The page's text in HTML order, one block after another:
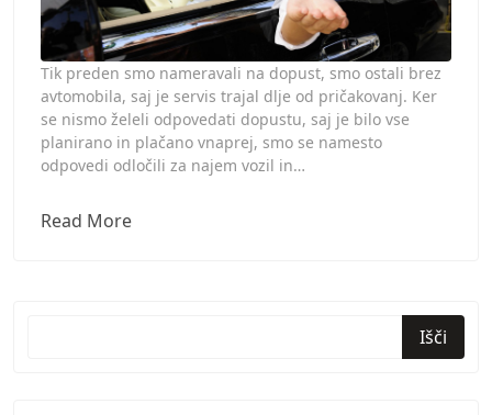
Tik preden smo nameravali na dopust, smo ostali brez
avtomobila, saj je servis trajal dlje od pričakovanj. Ker
se nismo želeli odpovedati dopustu, saj je bilo vse
planirano in plačano vnaprej, smo se namesto
odpovedi odločili za najem vozil in…
Read MoreKratkoročen
Išči